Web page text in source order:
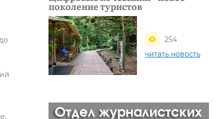
поколение туристов
254
читать новость